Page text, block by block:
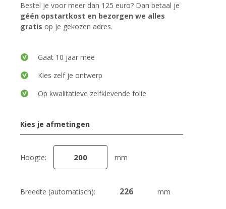
Bestel je voor meer dan 125 euro? Dan betaal je
géén opstartkost en bezorgen we alles
gratis op je gekozen adres.
Gaat 10 jaar mee
Kies zelf je ontwerp
Op kwalitatieve zelfklevende folie
Kies je afmetingen
Hoogte: mm
Breedte (automatisch): mm